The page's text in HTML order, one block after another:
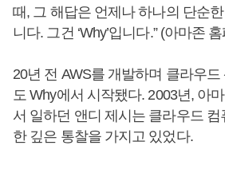
때, 그 해답은 언제나 하나의 단순
니다. 그건 ‘Why’입니다.” (아마존
20년 전 AWS를 개발하며 클라우
도 Why에서 시작됐다. 2003년, 아
서 일하던 앤디 제시는 클라우드 컴
한 깊은 통찰을 가지고 있었다.